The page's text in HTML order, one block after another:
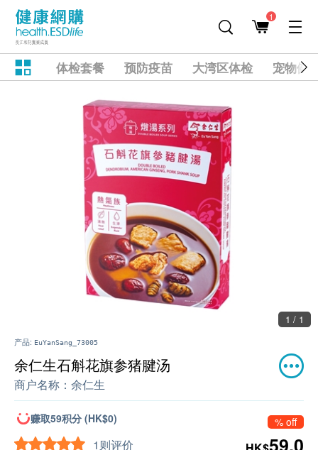
1
体检套餐 预防疫苗 大湾区体检 宠物健
1 / 1
产品: EuYanSang_73005
余仁生石斛花旗参猪腱汤
商户名称： 余仁生
赚取59积分 (HK$0)
1则评价
% off